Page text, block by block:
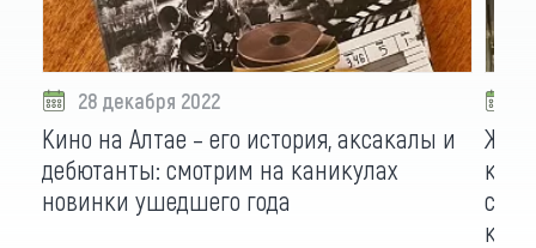
28 декабря 2022
Кино на Алтае – его история, аксакалы и
дебютанты: смотрим на каникулах
новинки ушедшего года
крае